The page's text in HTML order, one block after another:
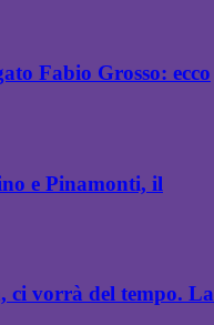
Fabio Grosso: ecco
e Pinamonti, il
ci vorrà del tempo. La